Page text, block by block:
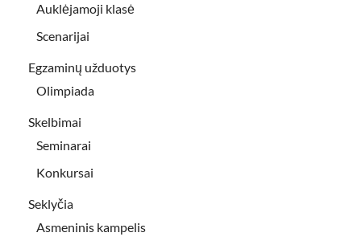
Auklėjamoji klasė
Scenarijai
Egzaminų užduotys
Olimpiada
Skelbimai
Seminarai
Konkursai
Seklyčia
Asmeninis kampelis